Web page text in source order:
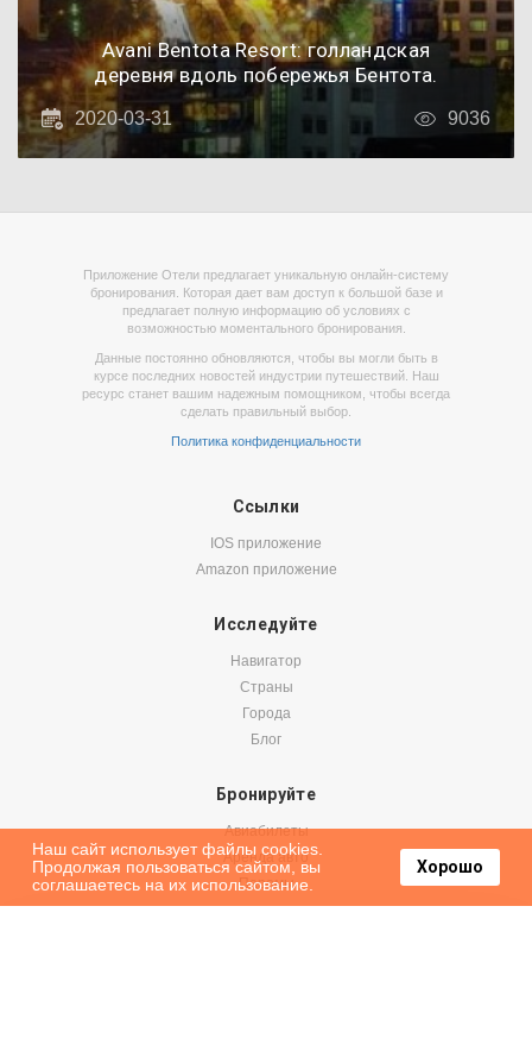
Avani Bentota Resort: голландская
деревня вдоль побережья Бентота.
2020-03-31 9036
Приложение Отели предлагает уникальную онлайн-систему
бронирования. Которая дает вам доступ к большой базе и
предлагает полную информацию об условиях с
возможностью моментального бронирования.
Данные постоянно обновляются, чтобы вы могли быть в
курсе последних новостей индустрии путешествий. Наш
ресурс станет вашим надежным помощником, чтобы всегда
сделать правильный выбор.
Политика конфиденциальности
Ссылки
IOS приложение
Amazon приложение
Исследуйте
Навигатор
Страны
Города
Блог
Бронируйте
Авиабилеты
Аренда авто
Паромы
Наш сайт использует файлы cookies.
Продолжая пользоваться сайтом, вы
соглашаетесь на их использование.
Хорошо